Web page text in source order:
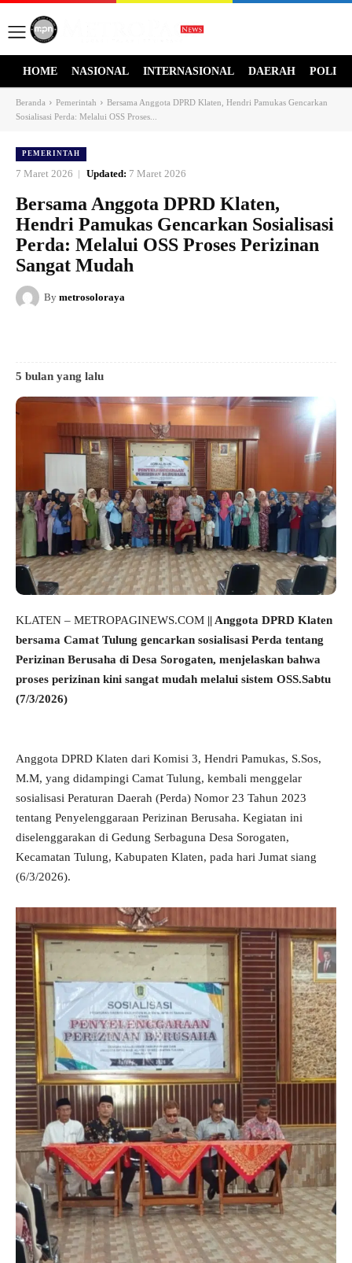
HOME NASIONAL INTERNASIONAL DAERAH
Beranda Pemerintah
Bersama Anggota DPRD Klaten, Hendri Pamukas Gencarkan
Sosialisasi Perda: Melalui OSS Proses...
PEMERINTAH
7 Maret 2026 Updated: 7 Maret 2026
Bersama Anggota DPRD Klaten,
Hendri Pamukas Gencarkan Sosialisasi
Perda: Melalui OSS Proses Perizinan
Sangat Mudah
By metrosoloraya
5 bulan yang lalu
KLATEN – METROPAGINEWS.COM || Anggota DPRD Klaten
bersama Camat Tulung gencarkan sosialisasi Perda tentang
Perizinan Berusaha di Desa Sorogaten, menjelaskan bahwa
proses perizinan kini sangat mudah melalui sistem OSS.Sabtu
(7/3/2026)
Anggota DPRD Klaten dari Komisi 3, Hendri Pamukas, S.Sos,
M.M, yang didampingi Camat Tulung, kembali menggelar
sosialisasi Peraturan Daerah (Perda) Nomor 23 Tahun 2023
tentang Penyelenggaraan Perizinan Berusaha. Kegiatan ini
diselenggarakan di Gedung Serbaguna Desa Sorogaten,
Kecamatan Tulung, Kabupaten Klaten, pada hari Jumat siang
(6/3/2026).